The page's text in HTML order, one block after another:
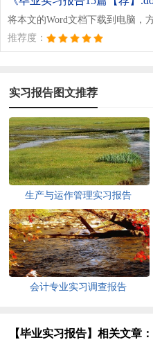
将本文的Word文档下载到电脑，
推荐度：
实习报告图文推荐
生产与运作管理实习报告
会计专业实习调查报告
【毕业实习报告】相关文章：